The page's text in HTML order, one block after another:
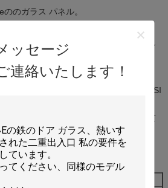
ッセージ
連絡いたします！
のガラス パネル。
ニッケル、古さび。
のcaming:クロム、黒いクロム、サテン
ガラスを使用してガラス単位の両側、BSI
だけでなく、あなたの家を個人化して
家の縁の懇願に加えて下さい。
下さい。
ビング スペース。